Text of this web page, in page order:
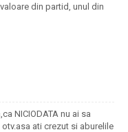
din partid, unul din
NICIODATA nu ai sa
ati crezut si aburelile